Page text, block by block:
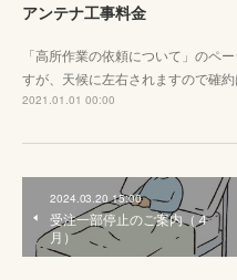
アンテナ工事料金
「高所作業の依頼について」のペ
すが、天候に左右されますので確
2021.01.01 00:00
2024.03.20 15:00
受注一部停止のご案内（４
月）